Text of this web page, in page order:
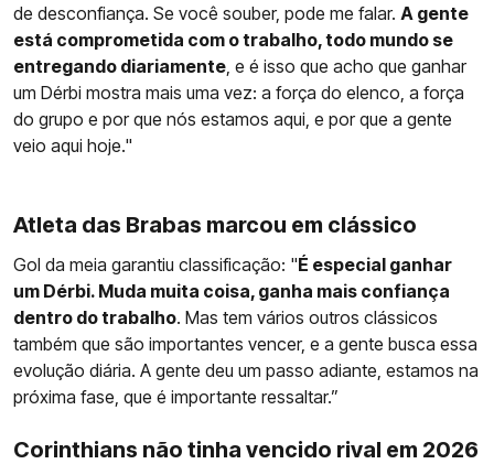
de desconfiança. Se você souber, pode me falar. A gente
está comprometida com o trabalho, todo mundo se
entregando diariamente , e é isso que acho que ganhar
um Dérbi mostra mais uma vez: a força do elenco, a força
do grupo e por que nós estamos aqui, e por que a gente
veio aqui hoje."
Atleta das Brabas marcou em clássico
Gol da meia garantiu classificação: "É especial ganhar
um Dérbi. Muda muita coisa, ganha mais confiança
dentro do trabalho. Mas tem vários outros clássicos
também que são importantes vencer, e a gente busca essa
evolução diária. A gente deu um passo adiante, estamos na
próxima fase, que é importante ressaltar.”
Corinthians não tinha vencido rival em 2026